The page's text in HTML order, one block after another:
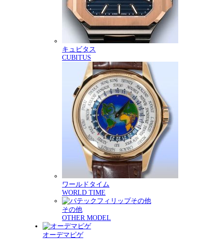
キュビタス
CUBITUS
ワールドタイム
WORLD TIME
その他
OTHER MODEL
オーデマピゲ